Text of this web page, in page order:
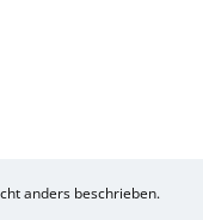
anders beschrieben.